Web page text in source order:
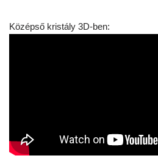
Középső kristály 3D-ben: